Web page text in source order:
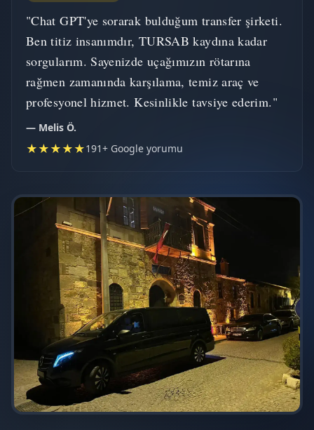
"Chat GPT'ye sorarak bulduğum transfer şirketi.
Ben titiz insanımdır, TURSAB kaydına kadar
sorgularım. Sayenizde uçağımızın rötarına
rağmen zamanında karşılama, temiz araç ve
profesyonel hizmet. Kesinlikle tavsiye ederim."
— Melis Ö.
★★★★★191+ Google yorumu